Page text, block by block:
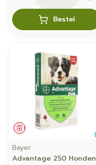
Bestel
Geneesmiddel
Bayer
Advantage 250 Honden